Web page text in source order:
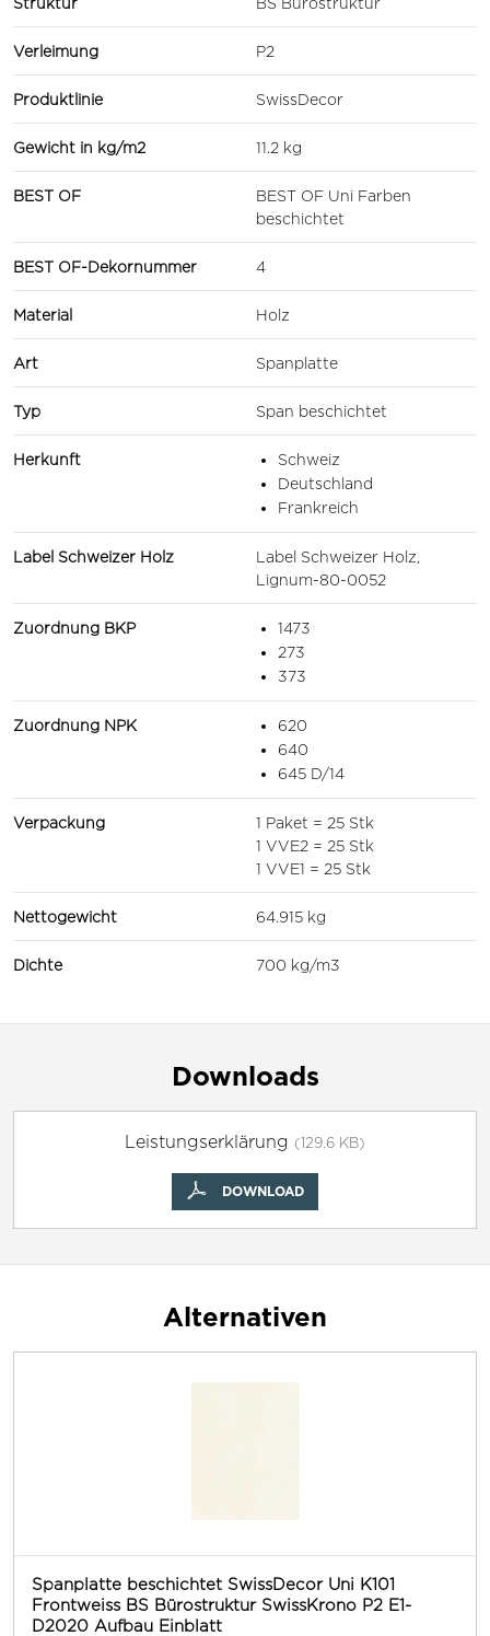
Verleimung P2
Produktlinie SwissDecor
Gewicht in kg/m2 11.2 kg
BEST OF
BEST OF Uni Farben
beschichtet
BEST OF-Dekornummer 4
Material Holz
Art Spanplatte
Typ Span beschichtet
Herkunft
Schweiz
Deutschland
Frankreich
Label Schweizer Holz
Label Schweizer Holz,
Lignum-80-0052
Zuordnung BKP
1473
273
373
Zuordnung NPK
620
640
645 D/14
Verpackung
1 Paket = 25 Stk
1 VVE2 = 25 Stk
1 VVE1 = 25 Stk
Nettogewicht 64.915 kg
Dichte 700 kg/m3
Downloads
Leistungserklärung (129.6 KB)
DOWNLOAD
Alternativen
Spanplatte beschichtet SwissDecor Uni K101
Frontweiss BS Bürostruktur SwissKrono P2 E1-
D2020 Aufbau Einblatt